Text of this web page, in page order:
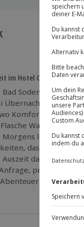
im Hotel Concorde
Soden startet ihr
Übernachtungen im
Komfort und
Wasser
Morgens lockt ein
das euch
dank Early
perfekt für
nicht